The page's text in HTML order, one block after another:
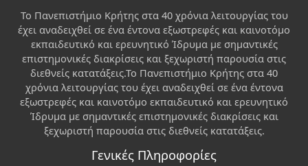
Το Πανεπιστήμιο Κρήτης στα 40 χρόνια λειτουργίας του
έχει αναδειχθεί σε ένα έντονα εξωστρεφές και καινοτόμο
εκπαιδευτικό και ερευνητικό Ίδρυμα με σημαντικές
επιστημονικές διακρίσεις και ξεχωριστή παρουσία στις
διεθνείς κατατάξεις.Το Πανεπιστήμιο Κρήτης στα 40
χρόνια λειτουργίας του έχει αναδειχθεί σε ένα έντονα
εξωστρεφές και καινοτόμο εκπαιδευτικό και ερευνητικό
Ίδρυμα με σημαντικές επιστημονικές διακρίσεις και
ξεχωριστή παρουσία στις διεθνείς κατατάξεις.
Γενικές Πληροφορίες